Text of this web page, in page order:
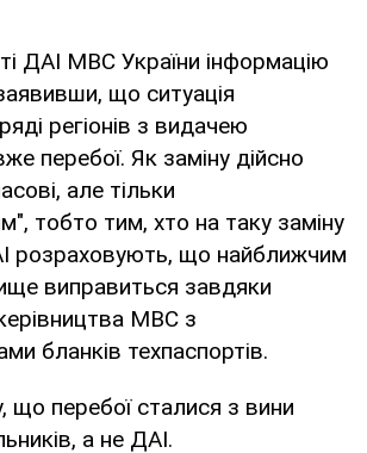
ДАІ МВС України інформацію
що ситуація
регіонів з видачею
перебої. Як заміну дійсно
але тільки
тобто тим, хто на таку заміну
розраховують, що найближчим
виправиться завдяки
МВС з
бланків техпаспортів.
що перебої сталися з вини
а не ДАІ.